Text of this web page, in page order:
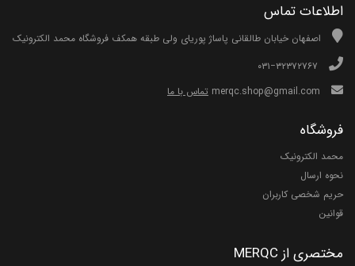
اطلاعات تماس
اصفهان خیابان طالقانی پاساژ پوریای ولی طبقه همکف فروشگاه محمد الکترونیک
تماس با ما
فروشگاه
محمد الکترونیک
نحوه ارسال
حریم شخصی کاربران
قوانین
مختصری از MERQC